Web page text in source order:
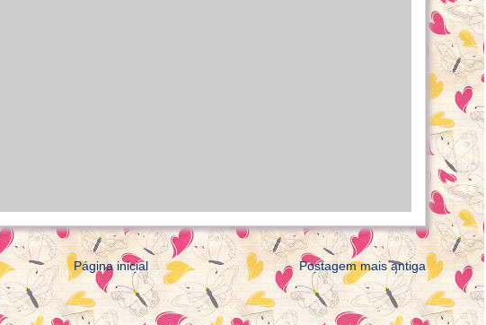
Postagem mais antiga
Página inicial